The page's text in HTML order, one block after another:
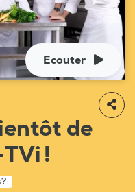
Ecouter
de
!